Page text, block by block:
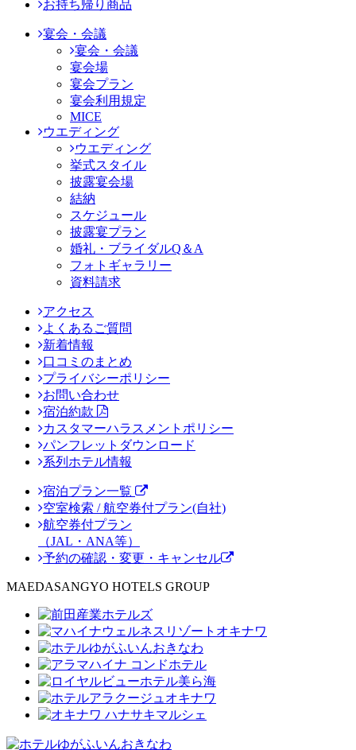
お持ち帰り商品
宴会・会議
宴会・会議
宴会場
宴会プラン
宴会利用規定
MICE
ウエディング
ウエディング
挙式スタイル
披露宴会場
結納
スケジュール
披露宴プラン
婚礼・ブライダルQ＆A
フォトギャラリー
資料請求
アクセス
よくあるご質問
新着情報
口コミのまとめ
プライバシーポリシー
お問い合わせ
宿泊約款
カスタマーハラスメントポリシー
パンフレットダウンロード
系列ホテル情報
宿泊プラン一覧
空室検索 / 航空券付プラン(自社)
航空券付プラン
（JAL・ANA等）
予約の確認・変更・キャンセル
MAEDASANGYO HOTELS GROUP